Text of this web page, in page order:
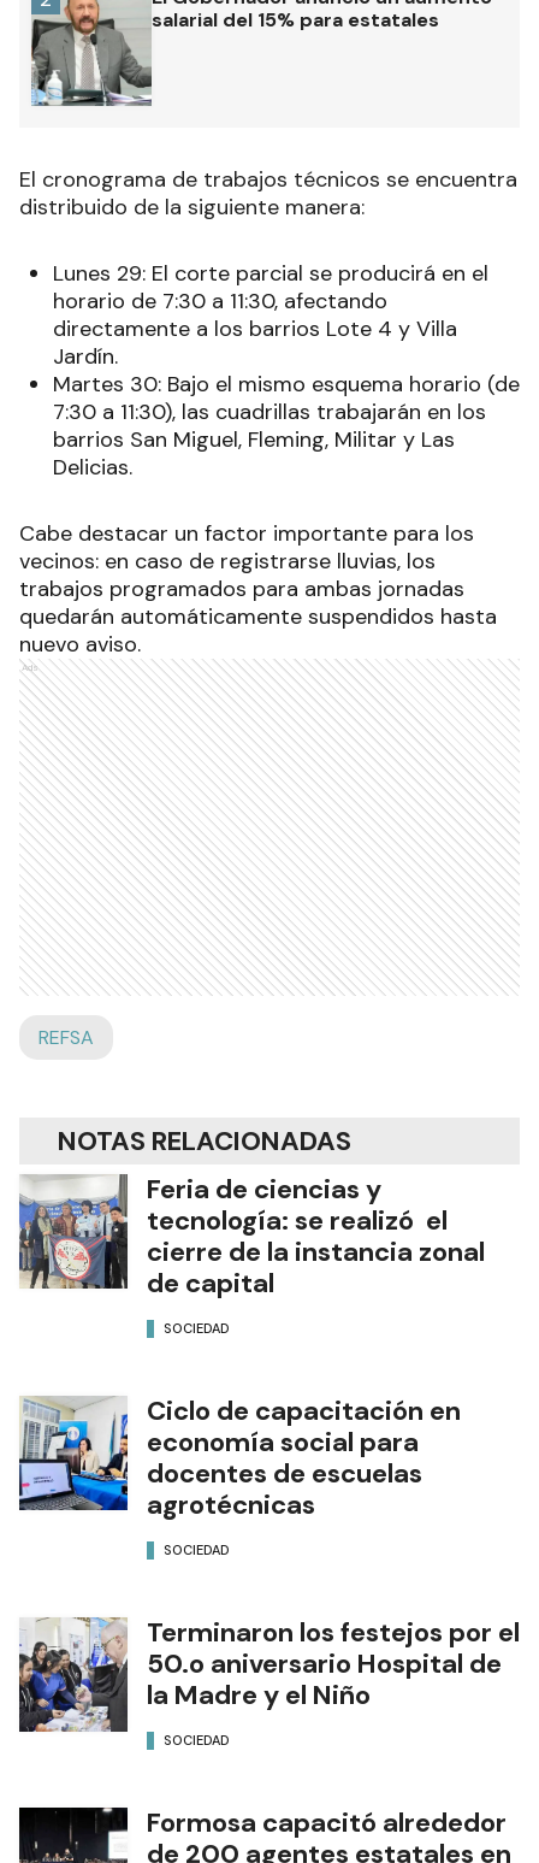
formación en Estados Unidos
2
El cronograma de trabajos técnicos se encuentra
distribuido de la siguiente manera:
Lunes 29: El corte parcial se producirá en el
horario de 7:30 a 11:30, afectando
directamente a los barrios Lote 4 y Villa
Jardín.
Martes 30: Bajo el mismo esquema horario (de
barrios San Miguel, Fleming, Militar y Las
Delicias.
Cabe destacar un factor importante para los
vecinos: en caso de registrarse lluvias, los
trabajos programados para ambas jornadas
quedarán automáticamente suspendidos hasta
nuevo aviso.
Ads
REFSA
NOTAS RELACIONADAS
Feria de ciencias y
tecnología: se realizó el
cierre de la instancia zonal
SOCIEDAD
Ciclo de capacitación en
economía social para
docentes de escuelas
SOCIEDAD
Terminaron los festejos por el
50.o aniversario Hospital de
SOCIEDAD